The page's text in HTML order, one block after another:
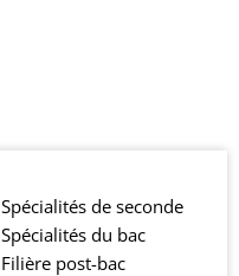
Spécialités de seconde
Spécialités du bac
Filière post-bac